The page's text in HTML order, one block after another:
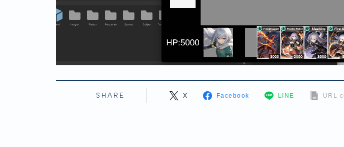
SHARE X Facebook LINE URL